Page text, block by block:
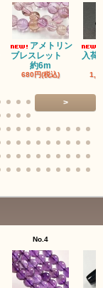
アメトリン
ブレスレット
約6m
680円(税込)
入荷
>
No.4